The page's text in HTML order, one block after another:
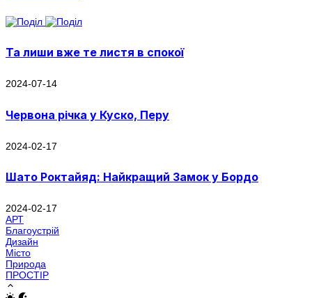
Та лиши вже те листя в спокої
2024-07-14
Червона річка у Куско, Перу
2024-02-17
Шато Роктайяд: Найкращий Замок у Бордо
2024-02-17
АРТ
Благоустрій
Дизайн
Місто
Природа
ПРОСТІР